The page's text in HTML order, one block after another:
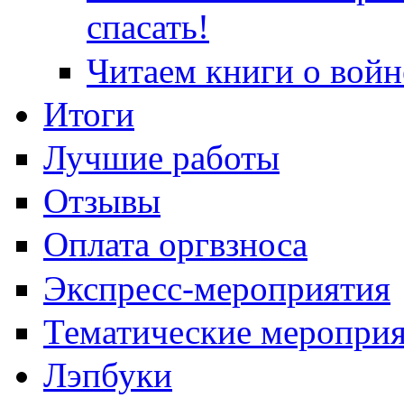
спасать!
Читаем книги о
Итоги
Лучшие работы
Отзывы
Оплата оргвзноса
Экспресс-мероприятия
Тематические
Лэпбуки